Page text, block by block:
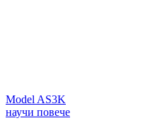
Model AS3K
научи повече